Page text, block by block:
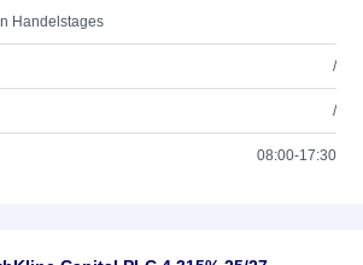
Handelstages
/
/
08:00-17:30